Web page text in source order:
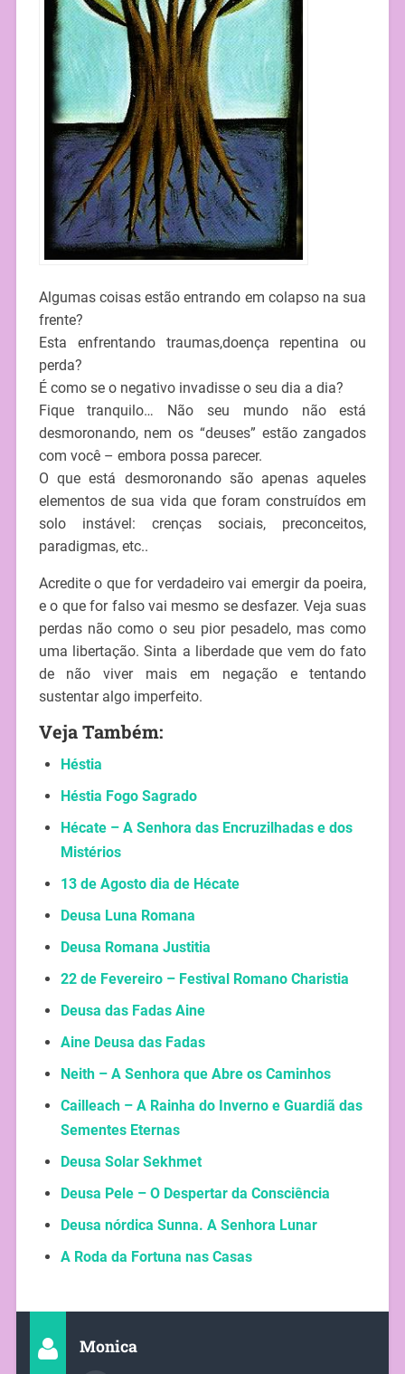
Algumas coisas estão entrando em colapso na sua
frente?
Esta enfrentando traumas,doença repentina ou
perda?
É como se o negativo invadisse o seu dia a dia?
Fique tranquilo… Não seu mundo não está
desmoronando, nem os “deuses” estão zangados
com você – embora possa parecer.
O que está desmoronando são apenas aqueles
elementos de sua vida que foram construídos em
solo instável: crenças sociais, preconceitos,
paradigmas, etc..
Acredite o que for verdadeiro vai emergir da poeira,
e o que for falso vai mesmo se desfazer. Veja suas
perdas não como o seu pior pesadelo, mas como
uma libertação. Sinta a liberdade que vem do fato
de não viver mais em negação e tentando
sustentar algo imperfeito.
Veja Também:
Héstia
Héstia Fogo Sagrado
Hécate – A Senhora das Encruzilhadas e dos
Mistérios
13 de Agosto dia de Hécate
Deusa Luna Romana
Deusa Romana Justitia
22 de Fevereiro – Festival Romano Charistia
Deusa das Fadas Aine
Aine Deusa das Fadas
Neith – A Senhora que Abre os Caminhos
Cailleach – A Rainha do Inverno e Guardiã das
Sementes Eternas
Deusa Solar Sekhmet
Deusa Pele – O Despertar da Consciência
Deusa nórdica Sunna. A Senhora Lunar
A Roda da Fortuna nas Casas
Monica